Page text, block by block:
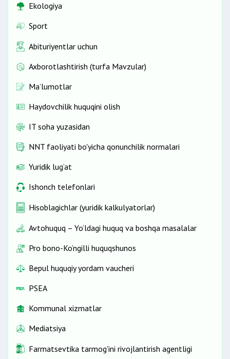
Ekologiya
Sport
Abituriyentlar uchun
Axborotlashtirish (turfa Mavzular)
Ma’lumotlar
Haydovchilik huquqini olish
IT soha yuzasidan
NNT faoliyati bo'yicha qonunchilik normalari
Yuridik lug‘at
Ishonch telefonlari
Hisoblagichlar (yuridik kalkulyatorlar)
Avtohuquq – Yo‘ldagi huquq va boshqa masalalar
Pro bono-Ko‘ngilli huquqshunos
Bepul huquqiy yordam vaucheri
PSEA
Kommunal xizmatlar
Mediatsiya
Farmatsevtika tarmog'ini rivojlantirish agentligi